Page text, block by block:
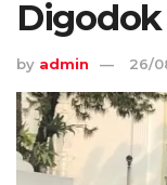
by admin 26/